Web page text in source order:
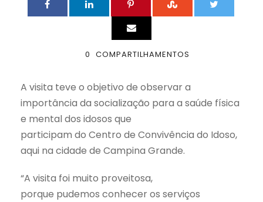
0 COMPARTILHAMENTOS
A visita teve o objetivo de observar a
importância da socialização para a saúde física
e mental dos idosos que
participam do Centro de Convivência do Idoso,
aqui na cidade de Campina Grande.
“A visita foi muito proveitosa,
porque pudemos conhecer os serviços